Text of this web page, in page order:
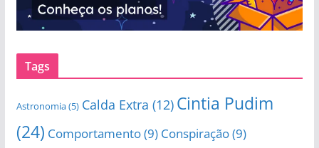
Tags
Astronomia(5) Calda Extra (12) Cintia Pudim
(24) Comportamento(9) Conspiração(9)